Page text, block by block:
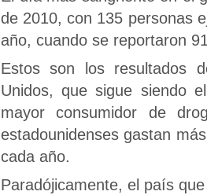
de 2010, con 135 personas
año, cuando se reportaron
Estos son los resultados
Unidos, que sigue siendo
mayor consumidor de
estadounidenses gastan
cada año.
Paradójicamente, el país